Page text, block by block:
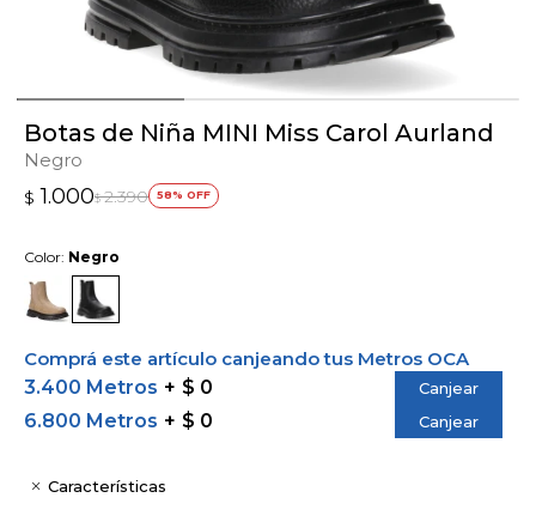
Botas de Niña MINI Miss Carol Aurland
Negro
$ 1.000$ 2.390 58
Color: Negro
Comprá este artículo canjeando tus Metros OCA
3.400 Metros
$ 0 Canjear
6.800 Metros $ 0 Canjear
Características